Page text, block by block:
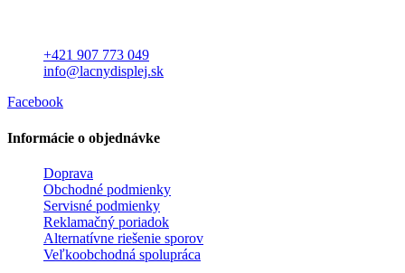
+421 907 773 049
info@lacnydisplej.sk
Facebook
Informácie o objednávke
Doprava
Obchodné podmienky
Servisné podmienky
Reklamačný poriadok
Alternatívne riešenie sporov
Veľkoobchodná spolupráca